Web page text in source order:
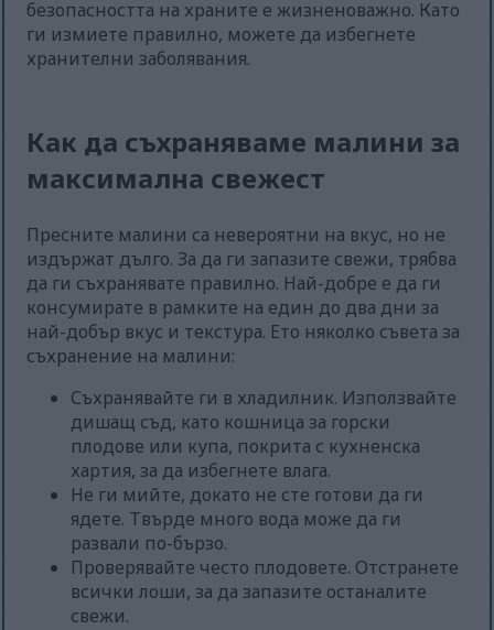
безопасността на храните е жизненоважно. Като
ги измиете правилно, можете да избегнете
хранителни заболявания.
Как да съхраняваме малини за
максимална свежест
Пресните малини са невероятни на вкус, но не
издържат дълго. За да ги запазите свежи, трябва
да ги съхранявате правилно. Най-добре е да ги
консумирате в рамките на един до два дни за
най-добър вкус и текстура. Ето няколко съвета за
съхранение на малини:
Съхранявайте ги в хладилник. Използвайте
дишащ съд, като кошница за горски
плодове или купа, покрита с кухненска
хартия, за да избегнете влага.
Не ги мийте, докато не сте готови да ги
ядете. Твърде много вода може да ги
развали по-бързо.
Проверявайте често плодовете. Отстранете
всички лоши, за да запазите останалите
свежи.